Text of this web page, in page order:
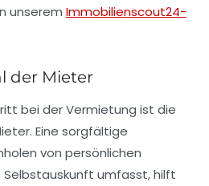
unserem Immobilienscout24-
der Mieter
bei derVermietung ist die
Eine sorgfältige
von persönlichen
umfasst, hilft